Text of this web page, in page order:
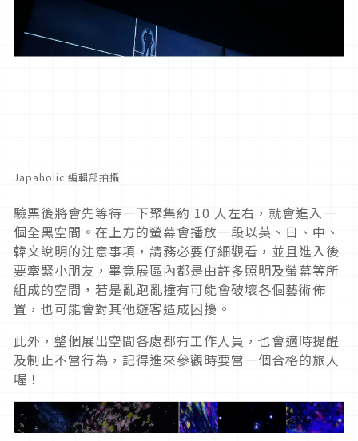
Japaholic 編輯部拍攝
驗票後將會先等待一下聚集約 10 人左右，就會進入一
個全黑空間。在上方的螢幕會播放一段以英、日、中、
韓文說明的注意事項，請務必要仔細觀看，並且進入後
要牽緊小朋友，畢竟展區內都是由許多照明及螢幕等所
組成的空間，若是亂跑亂撞有可能會破壞各個藝術佈
置，也可能會對其他遊客造成困擾。
此外，整個展出空間各處都有工作人員，也會適時提醒
及制止不當行為，記得進來參觀時要當一個合格的旅人
喔！